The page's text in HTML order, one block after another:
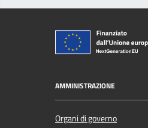
AMMINISTRAZIONE
Organi di governo